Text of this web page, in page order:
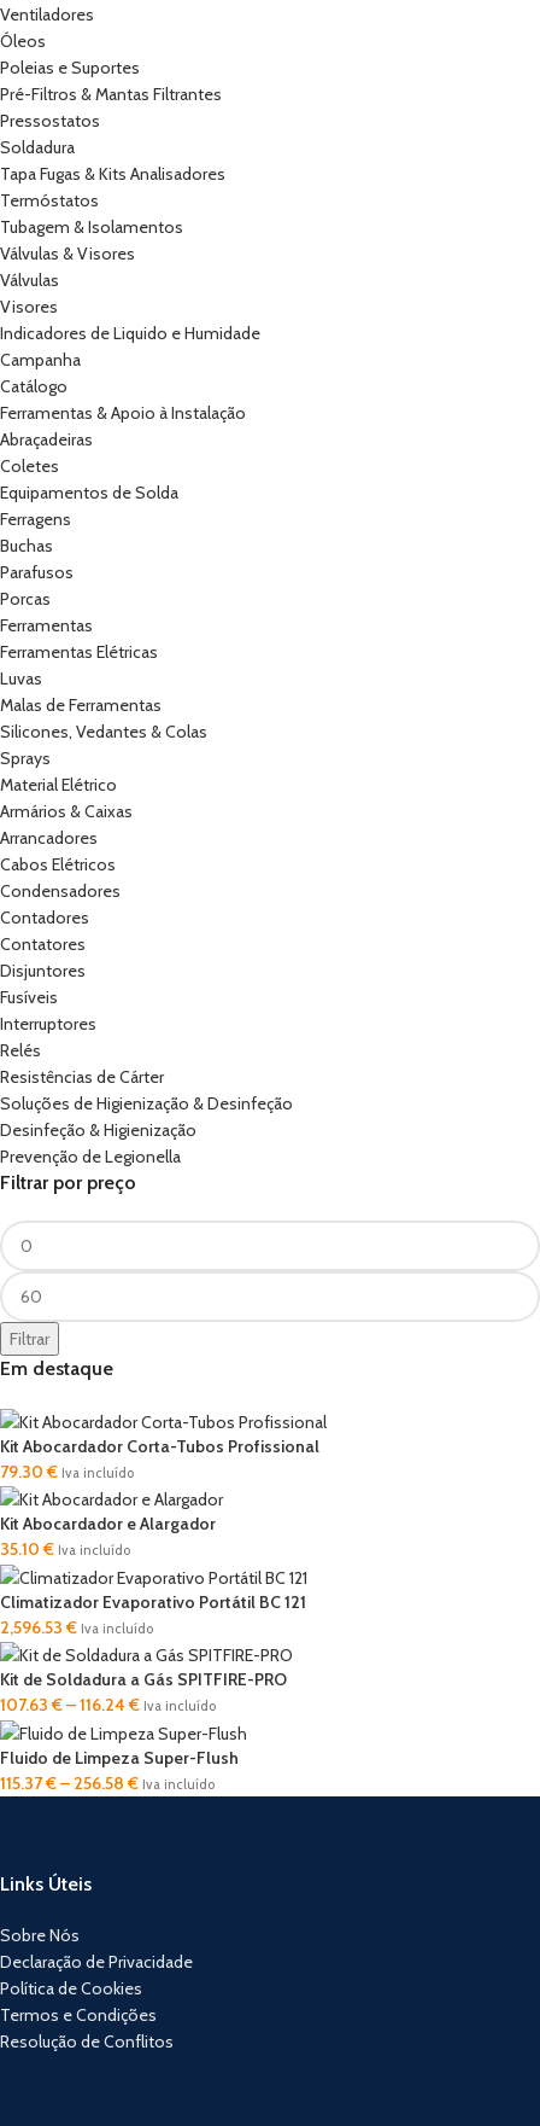
Ventiladores
Óleos
Poleias e Suportes
Pré-Filtros & Mantas Filtrantes
Pressostatos
Soldadura
Tapa Fugas & Kits Analisadores
Termóstatos
Tubagem & Isolamentos
Válvulas & Visores
Válvulas
Visores
Indicadores de Liquido e Humidade
Campanha
Catálogo
Ferramentas & Apoio à Instalação
Abraçadeiras
Coletes
Equipamentos de Solda
Ferragens
Buchas
Parafusos
Porcas
Ferramentas
Ferramentas Elétricas
Luvas
Malas de Ferramentas
Silicones, Vedantes & Colas
Sprays
Material Elétrico
Armários & Caixas
Arrancadores
Cabos Elétricos
Condensadores
Contadores
Contatores
Disjuntores
Fusíveis
Interruptores
Relés
Resistências de Cárter
Soluções de Higienização & Desinfeção
Desinfeção & Higienização
Prevenção de Legionella
Filtrar por preço
Filtrar
Em destaque
Kit Abocardador Corta-Tubos Profissional
79.30€ Iva incluído
Kit Abocardador e Alargador
35.10€ Iva incluído
Climatizador Evaporativo Portátil BC 121
2,596.53€ Iva incluído
Kit de Soldadura a Gás SPITFIRE-PRO
107.63€–116.24€ Iva incluído
Fluido de Limpeza Super-Flush
115.37€– 256.58€ Iva incluído
Links Úteis
Sobre Nós
Declaração de Privacidade
Política de Cookies
Termos e Condições
Resolução de Conflitos